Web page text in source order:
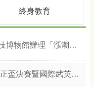
終身教育
—原民智慧主題探索課程」參訪補助案
國際武英盃武術精英錦標賽